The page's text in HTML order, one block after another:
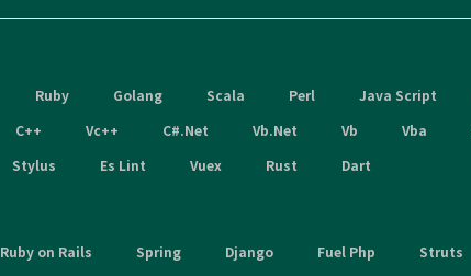
Ruby Golang Scala Perl Java Script
C++ Vc++ C#.Net Vb.Net Vb Vba
Stylus Es Lint Vuex Rust Dart
Ruby on Rails Spring Django Fuel Php Struts